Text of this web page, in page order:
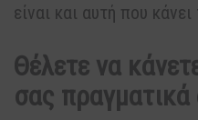
είναι και αυτή που
Θέλετε να
σας πραγματικά